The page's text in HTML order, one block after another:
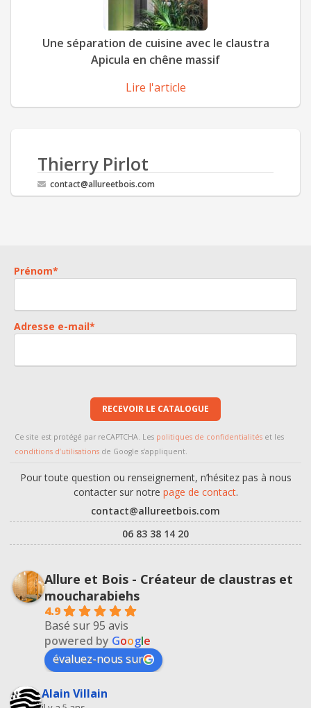
Une séparation de cuisine avec le claustra
Apicula en chêne massif
Lire l'article
Thierry Pirlot
contact@allureetbois.com
Prénom*
Adresse e-mail*
RECEVOIR LE CATALOGUE
Ce site est protégé par reCAPTCHA. Les politiques de confidentialités et les
conditions d’utilisations de Google s’appliquent.
Pour toute question ou renseignement, n’hésitez pas à nous
contacter sur notre page de contact.
contact@allureetbois.com
06 83 38 14 20
Allure et Bois - Créateur de claustras et
moucharabiehs
4.9
Basé sur 95 avis
powered by Google
évaluez-nous sur
Alain Villain